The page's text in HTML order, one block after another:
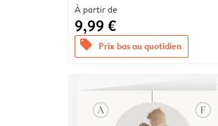
À partir de
9,99 €
offers Prix bas au quotidien